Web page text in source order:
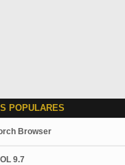
POPULARES
Browser
9.7